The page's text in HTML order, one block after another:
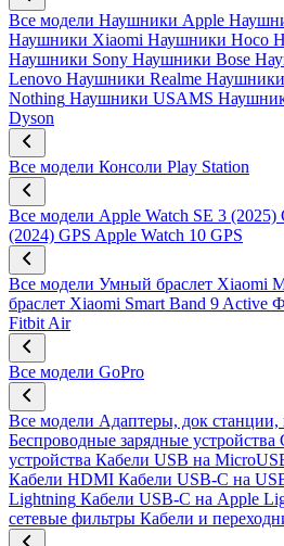
Все модели Наушники Apple
Наушники Xiaomi Наушники Hoco
Наушники Sony Наушники Bose
Lenovo Наушники Realme
Nothing Наушники USAMS
Dyson
Все модели Консоли Play Station
Все модели Apple Watch SE 3 (2025)
(2024) GPS Apple Watch 10 GPS
Все модели Умный браслет Xiaomi
браслет Xiaomi Smart Band 9 Active
Fitbit Air
Все модели GoPro
Все модели Адаптеры, док станции,
Беспроводные зарядные устройства
устройства Кабели USB на
Кабели HDMI Кабели USB-C на
Lightning Кабели USB-C на Apple
сетевые фильтры Кабели и